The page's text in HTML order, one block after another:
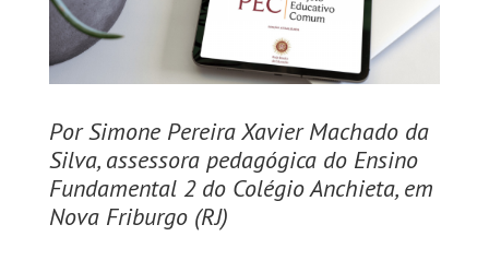
Por Simone Pereira Xavier Machado da
Silva, assessora pedagógica do Ensino
Fundamental 2 do Colégio Anchieta, em
Nova Friburgo (RJ)